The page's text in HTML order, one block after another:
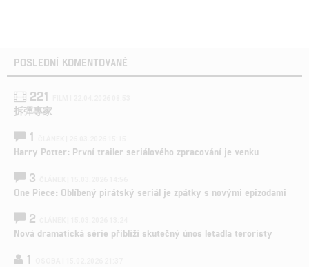
POSLEDNÍ KOMENTOVANÉ
221
拆彈專家
1
Harry Potter: První trailer seriálového zpracování je venku
3
One Piece: Oblíbený pirátský seriál je zpátky s novými epizodami
2
Nová dramatická série přiblíží skutečný únos letadla teroristy
1